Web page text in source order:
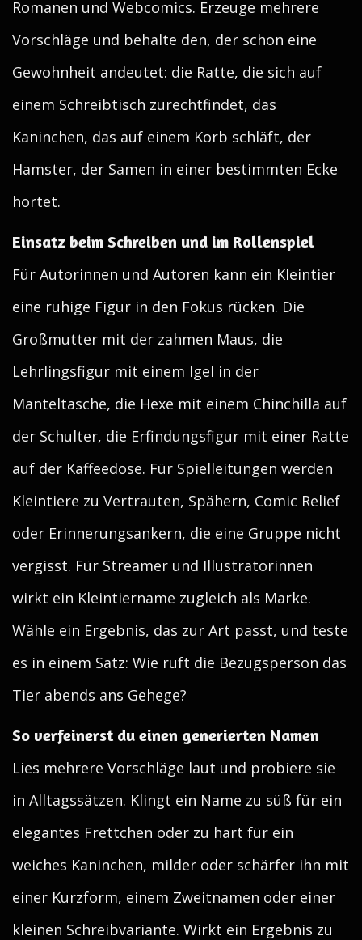
Romanen und Webcomics. Erzeuge mehrere
Vorschläge und behalte den, der schon eine
Gewohnheit andeutet: die Ratte, die sich auf
einem Schreibtisch zurechtfindet, das
Kaninchen, das auf einem Korb schläft, der
Hamster, der Samen in einer bestimmten Ecke
hortet.
Einsatz beim Schreiben und im Rollenspiel
Für Autorinnen und Autoren kann ein Kleintier
eine ruhige Figur in den Fokus rücken. Die
Großmutter mit der zahmen Maus, die
Lehrlingsfigur mit einem Igel in der
Manteltasche, die Hexe mit einem Chinchilla auf
der Schulter, die Erfindungsfigur mit einer Ratte
auf der Kaffeedose. Für Spielleitungen werden
Kleintiere zu Vertrauten, Spähern, Comic Relief
oder Erinnerungsankern, die eine Gruppe nicht
vergisst. Für Streamer und Illustratorinnen
wirkt ein Kleintiername zugleich als Marke.
Wähle ein Ergebnis, das zur Art passt, und teste
es in einem Satz: Wie ruft die Bezugsperson das
Tier abends ans Gehege?
So verfeinerst du einen generierten Namen
Lies mehrere Vorschläge laut und probiere sie
in Alltagssätzen. Klingt ein Name zu süß für ein
elegantes Frettchen oder zu hart für ein
weiches Kaninchen, milder oder schärfer ihn mit
einer Kurzform, einem Zweitnamen oder einer
kleinen Schreibvariante. Wirkt ein Ergebnis zu